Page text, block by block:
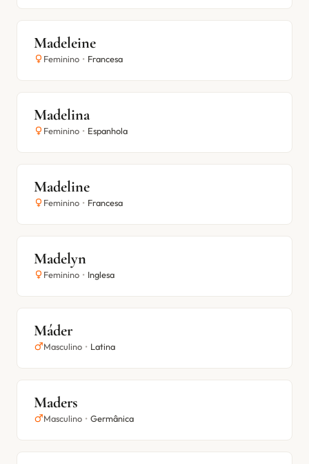
Madeleine
Feminino • Francesa
Madelina
Feminino • Espanhola
Madeline
Feminino • Francesa
Madelyn
Feminino • Inglesa
Máder
Masculino • Latina
Maders
Masculino • Germânica